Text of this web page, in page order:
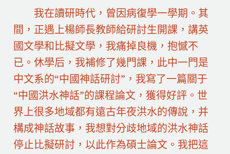
我在讀研時代，曾因病復學一學期。其
間，正遇上楊師長教師給研討生開課，講英
國文學和比擬文學，我痛掉良機，抱憾不
已。休學后，我補修了幾門課，此中一門是
中文系的“中國神話研討”，我寫了一篇關于
“中國洪水神話”的課程論文，獲得好評。世
界上很多地域都有遠古年夜洪水的傳說，并
構成神話故事，我想對分歧地域的洪水神話
停止比擬研討，以此作為碩士論文。我把這